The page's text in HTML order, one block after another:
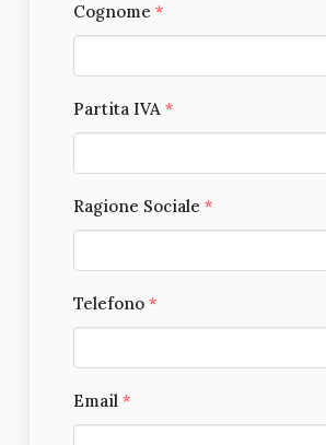
Cognome *
Partita IVA *
Ragione Sociale *
Telefono *
Email *